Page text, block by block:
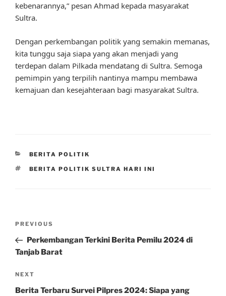
kebenarannya,” pesan Ahmad kepada masyarakat
Sultra.
Dengan perkembangan politik yang semakin memanas,
kita tunggu saja siapa yang akan menjadi yang
terdepan dalam Pilkada mendatang di Sultra. Semoga
pemimpin yang terpilih nantinya mampu membawa
kemajuan dan kesejahteraan bagi masyarakat Sultra.
CATEGORIES
BERITA POLITIK
TAGS
BERITA POLITIK SULTRA HARI INI
Previous
Post
PREVIOUS
Perkembangan Terkini Berita Pemilu 2024 di
Tanjab Barat
Next
Post
NEXT
Berita Terbaru Survei Pilpres 2024: Siapa yang